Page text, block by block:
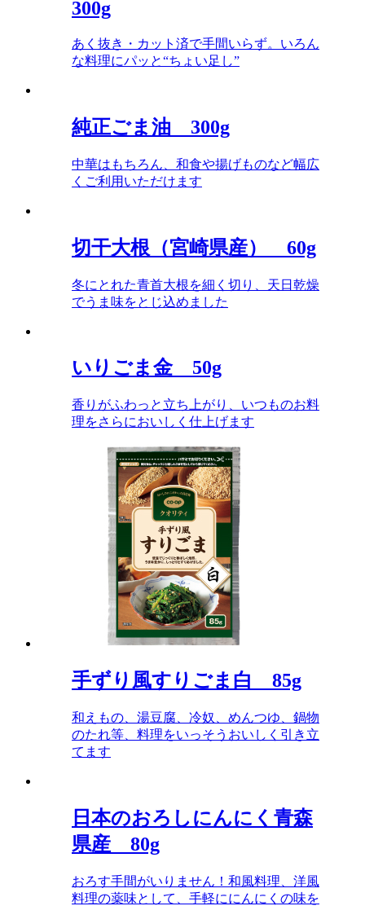
300g
あく抜き・カット済で手間いらず。いろん
な料理にパッと“ちょい足し”
純正ごま油 300g
中華はもちろん、和食や揚げものなど幅広
くご利用いただけます
切干大根（宮崎県産） 60g
冬にとれた青首大根を細く切り、天日乾燥
でうま味をとじ込めました
いりごま金 50g
香りがふわっと立ち上がり、いつものお料
理をさらにおいしく仕上げます
手ずり風すりごま白 85g
和えもの、湯豆腐、冷奴、めんつゆ、鍋物
のたれ等、料理をいっそうおいしく引き立
てます
日本のおろしにんにく青森
県産 80g
おろす手間がいりません！和風料理、洋風
料理の薬味として、手軽ににんにくの味を